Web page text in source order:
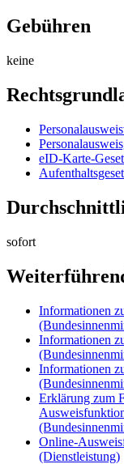
Gebühren
keine
eID-Karte-
sofort
Informationen
Informationen
Informationen
Erklärung zum
Online-
(Dienstleistung)